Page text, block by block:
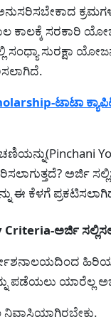
ಅನುಸರಿಸಬೇಕಾದ
ಕಾಲಕ್ಕೆ ಸರಕಾರಿ
ಸಂಧ್ಯಾ ಸುರಕ್ಷಾ
ಟಾಟಾ
ಅರ್ಜಿ
ಈ ಕೆಳಗೆ
Criteria-ಅರ್ಜಿ
ಹಿರಿಯ
ಯಾರೆಲ್ಲ